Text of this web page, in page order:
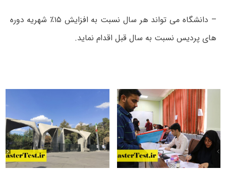
– دانشگاه می تواند هر سال نسبت به افزایش ۱۵٪ شهریه دوره
های پردیس نسبت به سال قبل اقدام نماید.